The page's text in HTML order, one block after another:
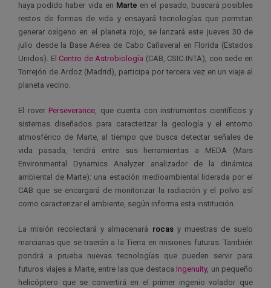
haya podido haber vida en Marte en el pasado, buscará posibles
restos de formas de vida y ensayará tecnologías que permitan
generar oxígeno en el planeta rojo, se lanzará este jueves 30 de
julio desde la Base Aérea de Cabo Cañaveral en Florida (Estados
Unidos). El Centro de Astrobiología (CAB, CSIC-INTA), con sede en
Torrejón de Ardoz (Madrid), participa por tercera vez en un viaje al
planeta vecino.
El rover Perseverance, que cuenta con instrumentos científicos y
sistemas diseñados para caracterizar la geología y el entorno
atmosférico de Marte, al tiempo que busca detectar señales de
vida pasada, tendrá entre sus herramientas a MEDA (Mars
Environmental Dynamics Analyzer analizador de la dinámica
ambiental de Marte): una estación medioambiental liderada por el
CAB que se encargará de monitorizar la radiación y el polvo así
como caracterizar el ambiente, según informa esta institución.
La misión recolectará y almacenará rocasy muestras de suelo
marcianas que se traerán a la Tierra en misiones futuras. También
pondrá a prueba nuevas tecnologías que pueden servir para
futuros viajes a Marte, entre las que destaca Ingenuity, un pequeño
helicóptero que se convertirá en el primer ingenio volador que